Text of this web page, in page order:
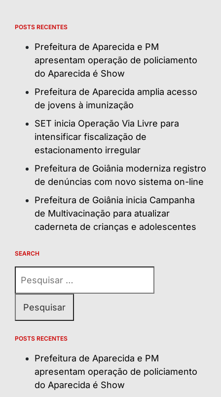
POSTS RECENTES
Prefeitura de Aparecida e PM
apresentam operação de policiamento
do Aparecida é Show
Prefeitura de Aparecida amplia acesso
de jovens à imunização
SET inicia Operação Via Livre para
intensificar fiscalização de
estacionamento irregular
Prefeitura de Goiânia moderniza registro
de denúncias com novo sistema on-line
Prefeitura de Goiânia inicia Campanha
de Multivacinação para atualizar
caderneta de crianças e adolescentes
SEARCH
por:
POSTS RECENTES
Prefeitura de Aparecida e PM
apresentam operação de policiamento
do Aparecida é Show